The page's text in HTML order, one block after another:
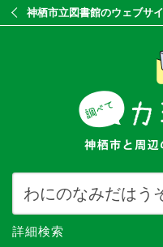
神栖市立図書館のウェブサ
詳細検索